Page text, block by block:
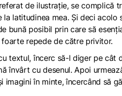
de ilustrație, se complică
latitudinea mea. Și deci acolo
bună posibil prin care să
repede de către privitor.
textul, încerc să-l diger pe cât
învârt cu desenul. Apoi
în minte, încercând să